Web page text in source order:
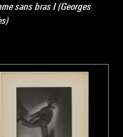
sans bras I (Georges